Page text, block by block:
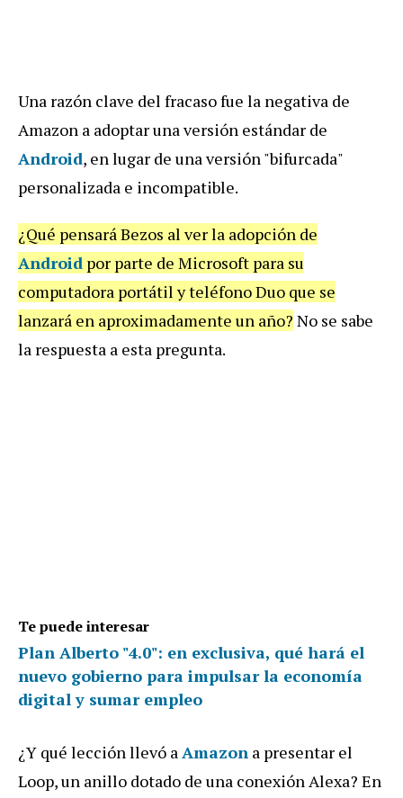
Una razón clave del fracaso fue la negativa de
Amazon a adoptar una versión estándar de
Android, en lugar de una versión "bifurcada"
personalizada e incompatible.
¿Qué pensará Bezos al ver la adopción de
Android por parte de Microsoft para su
computadora portátil y teléfono Duo que se
lanzará en aproximadamente un año? No se sabe
la respuesta a esta pregunta.
Te puede interesar
Plan Alberto "4.0": en exclusiva, qué hará el
nuevo gobierno para impulsar la economía
digital y sumar empleo
¿Y qué lección llevó aAmazon a presentar el
Loop, un anillo dotado de una conexión Alexa? En